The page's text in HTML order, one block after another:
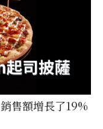
售額增長了19%